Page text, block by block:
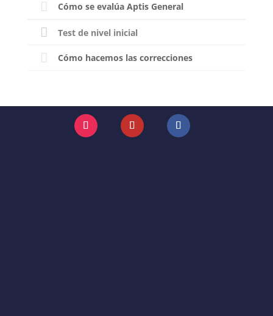
Cómo se evalúa Aptis General
Test de nivel inicial
Cómo hacemos las correcciones
Instagram YouTube Facebook